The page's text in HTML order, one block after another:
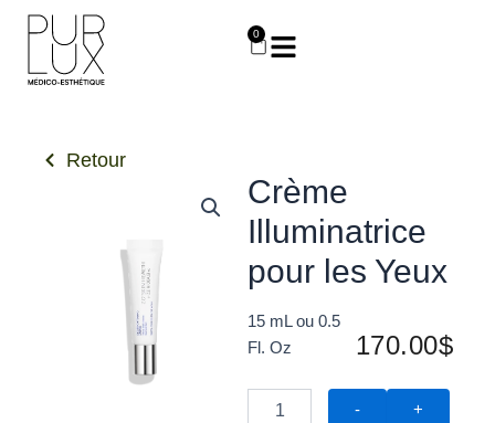
Aller
contenu
0
Panier
Retour
Crème
Illuminatrice
pour les Yeux
15 mL ou 0.5
Fl. Oz
170.00$
-
quantité
+